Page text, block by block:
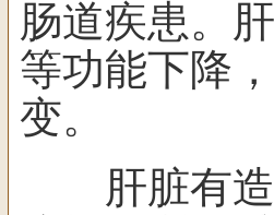
肠道疾患。
等功能下降
变。
肝脏有造